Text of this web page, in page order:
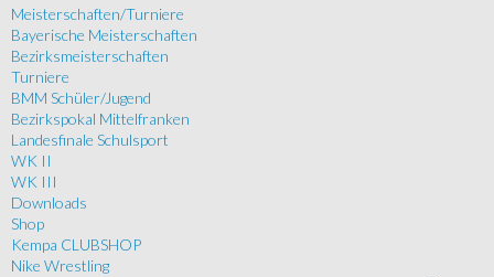
Meisterschaften/Turniere
Bayerische Meisterschaften
Bezirksmeisterschaften
Turniere
BMM Schüler/Jugend
Bezirkspokal Mittelfranken
Landesfinale Schulsport
WK II
WK III
Downloads
Shop
Kempa CLUBSHOP
Nike Wrestling